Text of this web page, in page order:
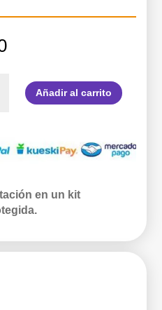
El
es:
$699.00.
Añadir al carrito
en un kit